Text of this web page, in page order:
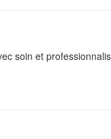
soin et